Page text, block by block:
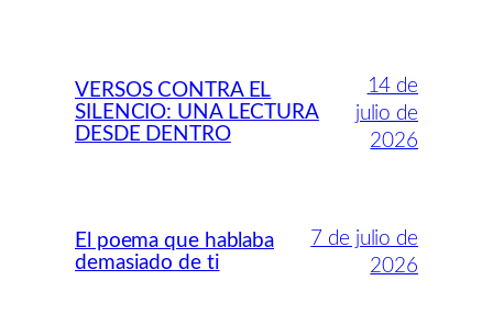
VERSOS CONTRA EL
SILENCIO: UNA LECTURA
DESDE DENTRO
14 de
julio de
2026
El poema que hablaba
demasiado de ti
7 de julio de
2026